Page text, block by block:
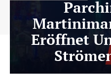
Eröffnet